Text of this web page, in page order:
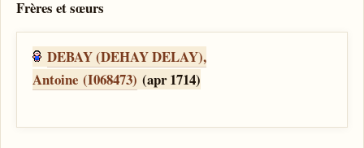
Frères et sœurs
DEBAY (DEHAY DELAY),
Antoine (I068473) (apr 1714)